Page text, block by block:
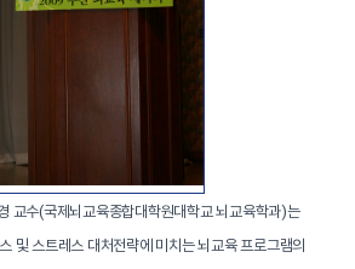
교수(국제뇌교육종합대학원대학교 뇌교육학과)는
및 스트레스 대처전략에 미치는 뇌교육 프로그램의